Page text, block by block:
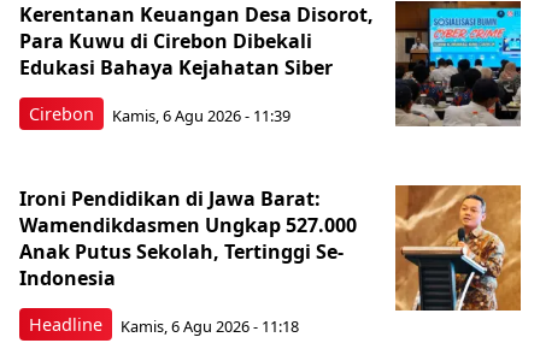
Cirebon
Kerentanan Keuangan Desa Disorot,
Para Kuwu di Cirebon Dibekali
Edukasi Bahaya Kejahatan Siber
Kamis, 6 Agu 2026 - 11:39
Headline
Ironi Pendidikan di Jawa Barat:
Wamendikdasmen Ungkap 527.000
Anak Putus Sekolah, Tertinggi Se-
Indonesia
Kamis, 6 Agu 2026 - 11:18